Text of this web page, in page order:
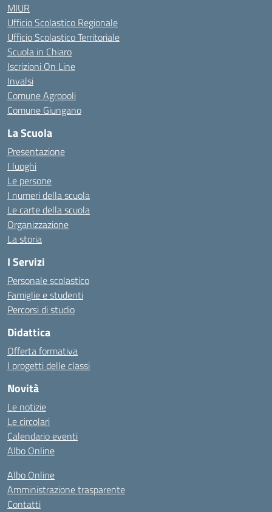
MIUR
Ufficio Scolastico Regionale
Ufficio Scolastico Territoriale
Scuola in Chiaro
Iscrizioni On Line
Invalsi
Comune Agropoli
Comune Giungano
La Scuola
Presentazione
I luoghi
Le persone
I numeri della scuola
Le carte della scuola
Organizzazione
La storia
I Servizi
Personale scolastico
Famiglie e studenti
Percorsi di studio
Didattica
Offerta formativa
I progetti delle classi
Novità
Le notizie
Le circolari
Calendario eventi
Albo Online
Albo Online
Amministrazione trasparente
Contatti